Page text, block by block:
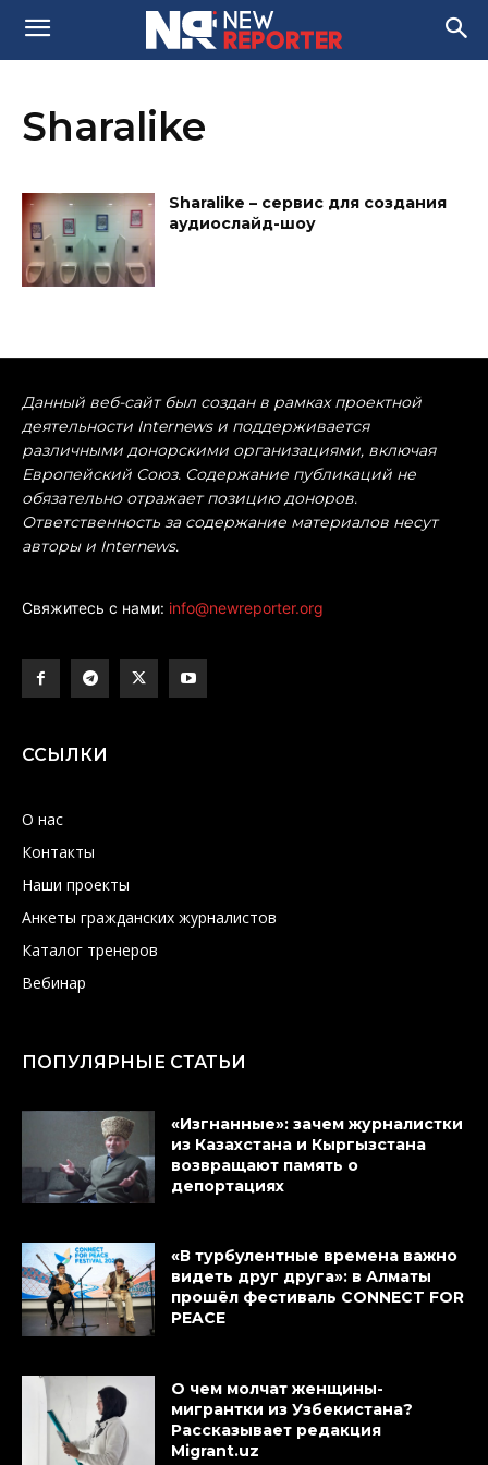
Sharalike
Sharalike – сервис для создания
аудиослайд-шоу
Данный веб-сайт был создан в рамках проектной
деятельности Internews и поддерживается
различными донорскими организациями, включая
Европейский Союз. Содержание публикаций не
обязательно отражает позицию доноров.
Ответственность за содержание материалов несут
авторы и Internews.
Свяжитесь с нами: info@newreporter.org
ССЫЛКИ
О нас
Контакты
Наши проекты
Анкеты гражданских журналистов
Каталог тренеров
Вебинар
ПОПУЛЯРНЫЕ СТАТЬИ
«Изгнанные»: зачем журналистки
из Казахстана и Кыргызстана
возвращают память о
депортациях
«В турбулентные времена важно
видеть друг друга»: в Алматы
прошёл фестиваль CONNECT FOR
PEACE
О чем молчат женщины-
мигрантки из Узбекистана?
Рассказывает редакция
Migrant.uz